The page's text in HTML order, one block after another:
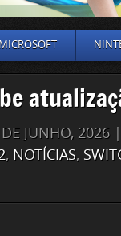
MICROSOFT
JUNHO, 2026
, NOTÍCIAS,